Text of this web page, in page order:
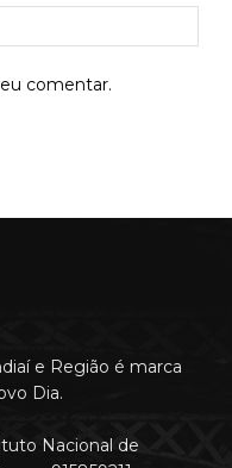
comentar.
e Região é marca
Dia.
Nacional de